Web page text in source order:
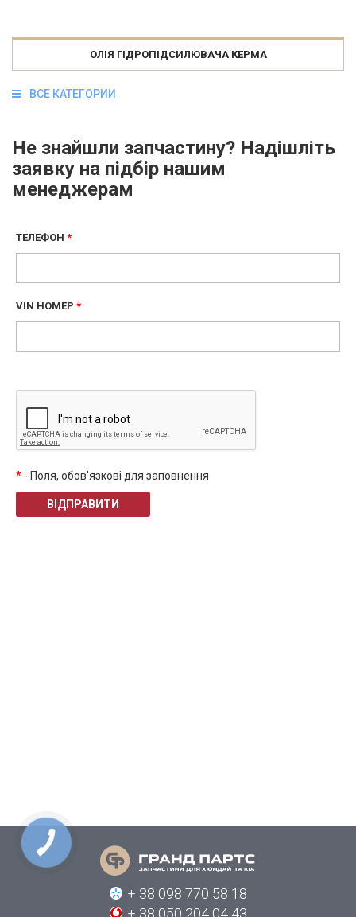
ОЛІЯ ГІДРОПІДСИЛЮВАЧА КЕРМА
ВСЕ КАТЕГОРИИ
Не знайшли запчастину? Надішліть
заявку на підбір нашим
менеджерам
ТЕЛЕФОН *
VIN НОМЕР *
* - Поля, обов'язкові для заповнення
+ 38 098 770 58 18
+ 38 050 204 04 43